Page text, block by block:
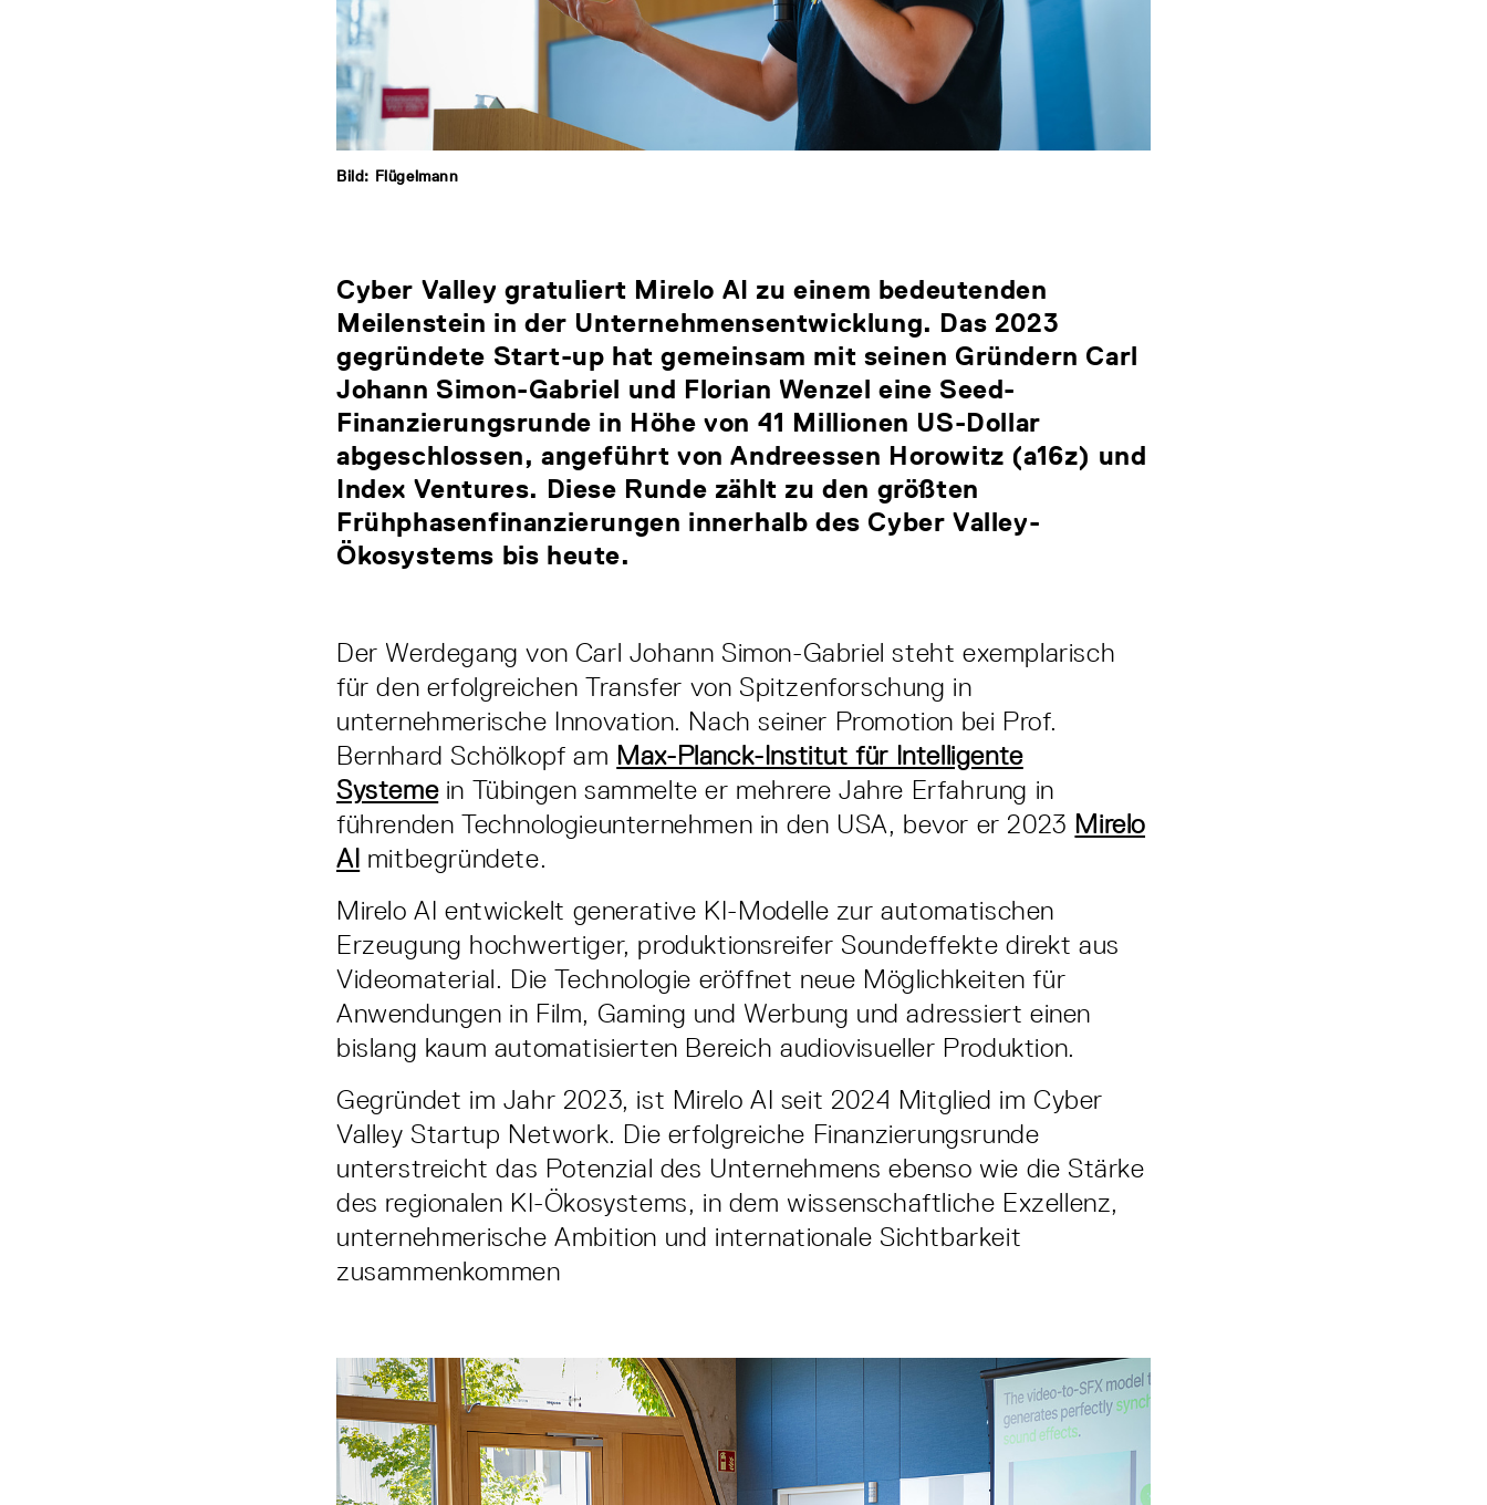
Bild: Flügelmann
Cyber Valley gratuliert Mirelo AI zu einem bedeutenden
Meilenstein in der Unternehmensentwicklung. Das 2023
gegründete Start-up hat gemeinsam mit seinen Gründern Carl
Johann Simon-Gabriel und Florian Wenzel eine Seed-
Finanzierungsrunde in Höhe von 41 Millionen US-Dollar
abgeschlossen, angeführt von Andreessen Horowitz (a16z) und
Index Ventures. Diese Runde zählt zu den größten
Frühphasenfinanzierungen innerhalb des Cyber Valley-
Ökosystems bis heute.
Der Werdegang von Carl Johann Simon-Gabriel steht exemplarisch
für den erfolgreichen Transfer von Spitzenforschung in
unternehmerische Innovation. Nach seiner Promotion bei Prof.
Bernhard Schölkopf am Max-Planck-Institut für Intelligente
Systemein Tübingen sammelte er mehrere Jahre Erfahrung in
führenden Technologieunternehmen in den USA, bevor er 2023 Mirelo
AI mitbegründete.
Mirelo AI entwickelt generative KI-Modelle zur automatischen
Erzeugung hochwertiger, produktionsreifer Soundeffekte direkt aus
Videomaterial. Die Technologie eröffnet neue Möglichkeiten für
Anwendungen in Film, Gaming und Werbung und adressiert einen
bislang kaum automatisierten Bereich audiovisueller Produktion.
Gegründet im Jahr 2023, ist Mirelo AI seit 2024 Mitglied im Cyber
Valley Startup Network. Die erfolgreiche Finanzierungsrunde
unterstreicht das Potenzial des Unternehmens ebenso wie die Stärke
des regionalen KI-Ökosystems, in dem wissenschaftliche Exzellenz,
unternehmerische Ambition und internationale Sichtbarkeit
zusammenkommen